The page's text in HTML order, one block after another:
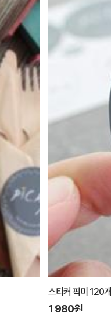
스티커 픽미 120개
1,980원